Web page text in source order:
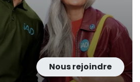
Nous rejoindre